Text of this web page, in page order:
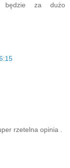
będzie za dużo
rzetelna opinia .